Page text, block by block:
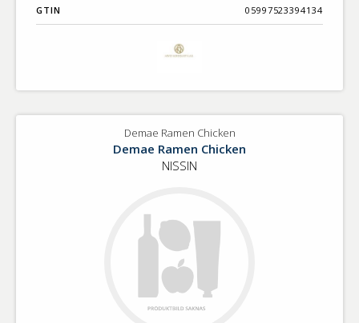
GTIN 05997523394134
Demae Ramen Chicken
Demae Ramen Chicken
NISSIN